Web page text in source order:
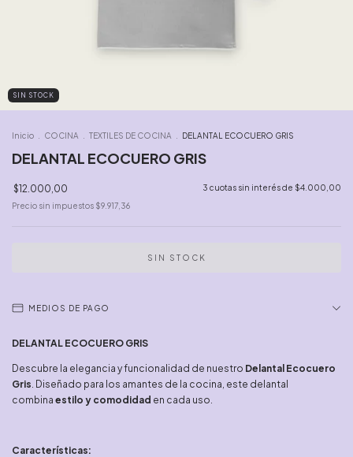
SIN STOCK
Inicio COCINA TEXTILES DE COCINA DELANTAL ECOCUERO GRIS
DELANTAL ECOCUERO GRIS
$12.000,00 3 cuotas sin interés de $4.000,00
Precio sin impuestos $9.917,36
MEDIOS DE PAGO
DELANTAL ECOCUERO GRIS
Descubre la elegancia y funcionalidad de nuestro Delantal Ecocuero
Gris. Diseñado para los amantes de la cocina, este delantal
combina estilo y comodidad en cada uso.
Características: